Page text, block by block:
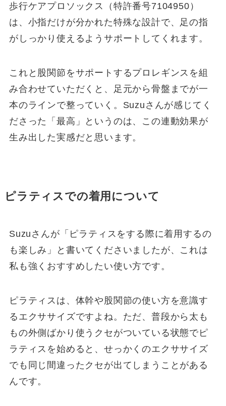
歩行ケアプロソックス（特許番号7104950）
は、小指だけが分かれた特殊な設計で、足の指
がしっかり使えるようサポートしてくれます。
これと股関節をサポートするプロレギンスを組
み合わせていただくと、足元から骨盤までが一
本のラインで整っていく。Suzuさんが感じてく
ださった「最高」というのは、この連動効果が
生み出した実感だと思います。
ピラティスでの着用について
Suzuさんが「ピラティスをする際に着用するの
も楽しみ」と書いてくださいましたが、これは
私も強くおすすめしたい使い方です。
ピラティスは、体幹や股関節の使い方を意識す
るエクササイズですよね。ただ、普段から太も
もの外側ばかり使うクセがついている状態でピ
ラティスを始めると、せっかくのエクササイズ
でも同じ間違ったクセが出てしまうことがある
んです。